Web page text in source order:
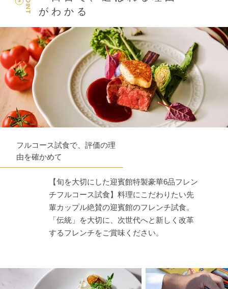
POINT
がわかる
フルコース試食で、評価の理
由を確かめて
【旬を大切にした迎賓館特製豪華6品フレン
チフルコース試食】料理にこだわりたい先
輩カップル絶賛の迎賓館のフレンチ試食。
「伝統」を大切に、次世代へと新しく改革
するフレンチをご賞味ください。